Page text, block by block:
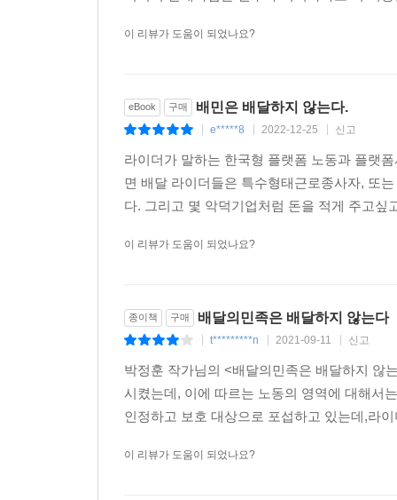
이 질문의 답을 찾기 위해 동료 라이더들과 함께 “
배달료는 비싼가?
책은 배달 산업과 노동에 관한 첨예한 논의들을
배달료가 무료였으면 과거의 배달 노동자들의
지불하고 있었습니다. 배달을 외주화(배달 대행
2. 1.5km 이내 배달료는 어떻게 분배되나?
보시면 됩니다. 주문이 들어온 뒤에 배달할 때 배
이 리뷰가 도움이 되었나요?
eBook 구매 배민은 배달하지 않는다.
e*****8 2022-12-25 신고
라이더가 말하는 한국형 플랫폼 노동과 플랫
면 배달 라이더들은 특수형태근로종사자, 또
다. 그리고 몇 악덕기업처럼 돈을 적게 주고
이 리뷰가 도움이 되었나요?
종이책 구매 배달의민족은 배달하지 않는다
t*********n 2021-09-11 신고
박정훈 작가님의 <배달의민족은 배달하지 않
시켰는데, 이에 따르는 노동의 영역에 대해서
인정하고 보호 대상으로 포섭하고 있는데,라
이 리뷰가 도움이 되었나요?